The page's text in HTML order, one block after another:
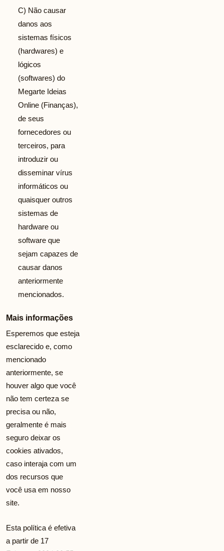
C) Não causar
danos aos
sistemas físicos
(hardwares) e
lógicos
(softwares) do
Megarte Ideias
Online (Finanças),
de seus
fornecedores ou
terceiros, para
introduzir ou
disseminar vírus
informáticos ou
quaisquer outros
sistemas de
hardware ou
software que
sejam capazes de
causar danos
anteriormente
mencionados.
Mais informações
Esperemos que esteja
esclarecido e, como
mencionado
anteriormente, se
houver algo que você
não tem certeza se
precisa ou não,
geralmente é mais
seguro deixar os
cookies ativados,
caso interaja com um
dos recursos que
você usa em nosso
site.
Esta política é efetiva
a partir de 17